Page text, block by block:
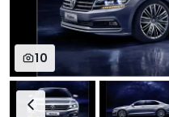
10